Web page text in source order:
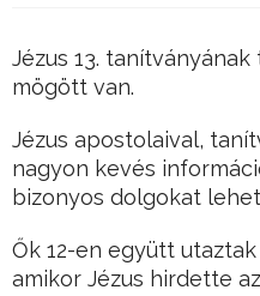
Jézus 13.
mögött van.
Jézus apostolaival,
nagyon kevés
bizonyos dolgokat
Ők 12-en együtt
amikor Jézus hirdette